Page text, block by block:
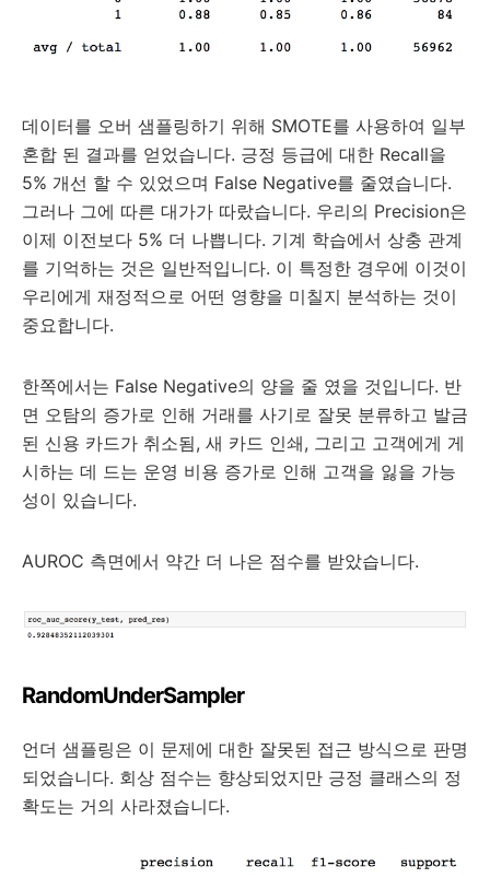
데이터를 오버 샘플링하기 위해 SMOTE를 사용하여 일부
혼합 된 결과를 얻었습니다. 긍정 등급에 대한 Recall을
5% 개선 할 수 있었으며 False Negative를 줄였습니다.
그러나 그에 따른 대가가 따랐습니다. 우리의 Precision은
이제 이전보다 5% 더 나쁩니다. 기계 학습에서 상충 관계
를 기억하는 것은 일반적입니다. 이 특정한 경우에 이것이
우리에게 재정적으로 어떤 영향을 미칠지 분석하는 것이
중요합니다.
한쪽에서는 False Negative의 양을 줄 였을 것입니다. 반
면 오탐의 증가로 인해 거래를 사기로 잘못 분류하고 발금
된 신용 카드가 취소됨, 새 카드 인쇄, 그리고 고객에게 게
시하는 데 드는 운영 비용 증가로 인해 고객을 잃을 가능
성이 있습니다.
AUROC 측면에서 약간 더 나은 점수를 받았습니다.
RandomUnderSampler
언더 샘플링은 이 문제에 대한 잘못된 접근 방식으로 판명
되었습니다. 회상 점수는 향상되었지만 긍정 클래스의 정
확도는 거의 사라졌습니다.